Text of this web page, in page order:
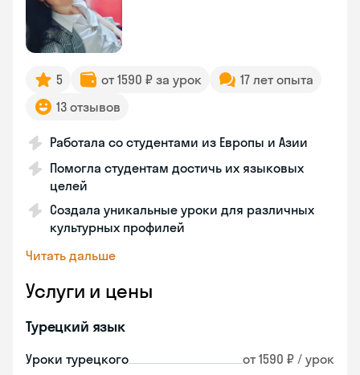
5 от 1590 ₽ за урок
17 лет опыта
13 отзывов
Работала со студентами из Европы и Азии
Помогла студентам достичь их языковых
целей
Создала уникальные уроки для различных
культурных профилей
Читать дальше
Услуги и цены
Турецкий язык
Уроки турецкого от 1590 ₽ / урок